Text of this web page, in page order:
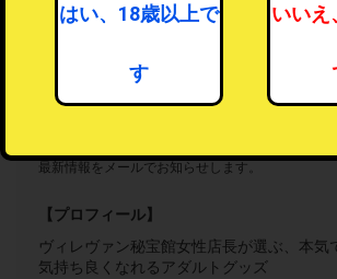
女性向けアダルト・トイ
フォローする
最新情報をメールでお知らせします。
【プロフィール】
ヴィレヴァン秘宝館女性店長が選ぶ、本気
気持ち良くなれるアダルトグッズ
はい、18歳以上で
す
いいえ